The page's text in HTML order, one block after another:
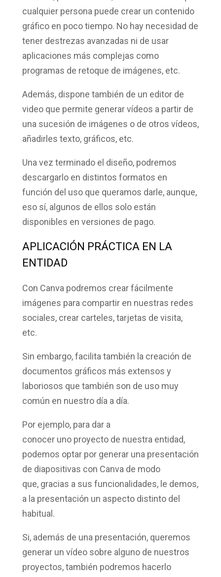
cualquier persona puede crear un contenido
gráfico en poco tiempo. No hay necesidad de
tener destrezas avanzadas ni de usar
aplicaciones más complejas como
programas de retoque de imágenes, etc.
Además, dispone también de un editor de
videoque permite generar vídeos a partir de
una sucesión de imágenes o de otros vídeos,
añadirles texto, gráficos, etc.
Una vez terminado el diseño, podremos
descargarlo en distintos formatos en
función del uso que queramos darle, aunque,
eso sí, algunos de ellos solo están
disponibles en versiones de pago.
APLICACIÓN PRÁCTICA EN LA
ENTIDAD
Con Canva podremos crear fácilmente
imágenes para compartir en nuestras redes
sociales, crear carteles, tarjetas de visita,
etc.
Sin embargo, facilita también la creación de
documentos gráficos más extensos y
laboriosos que también son de uso muy
común en nuestro día a día.
Por ejemplo, para dar a
conocer uno proyecto de nuestra entidad,
podemos optar porgenerar una presentación
de diapositivas con Canva de modo
que, gracias a sus funcionalidades, le demos,
a la presentación un aspecto distinto del
habitual.
Si, además de una presentación, queremos
generar un vídeo sobre alguno de nuestros
proyectos, también podremos hacerlo